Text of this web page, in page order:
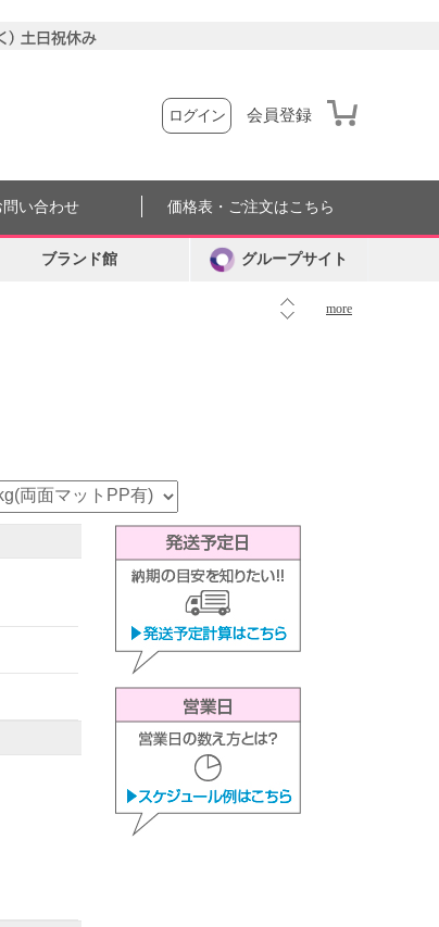
ログイン 会員登録
more
問い合わせ 価格表・ご注文はこちら
ブランド館 グループサイト